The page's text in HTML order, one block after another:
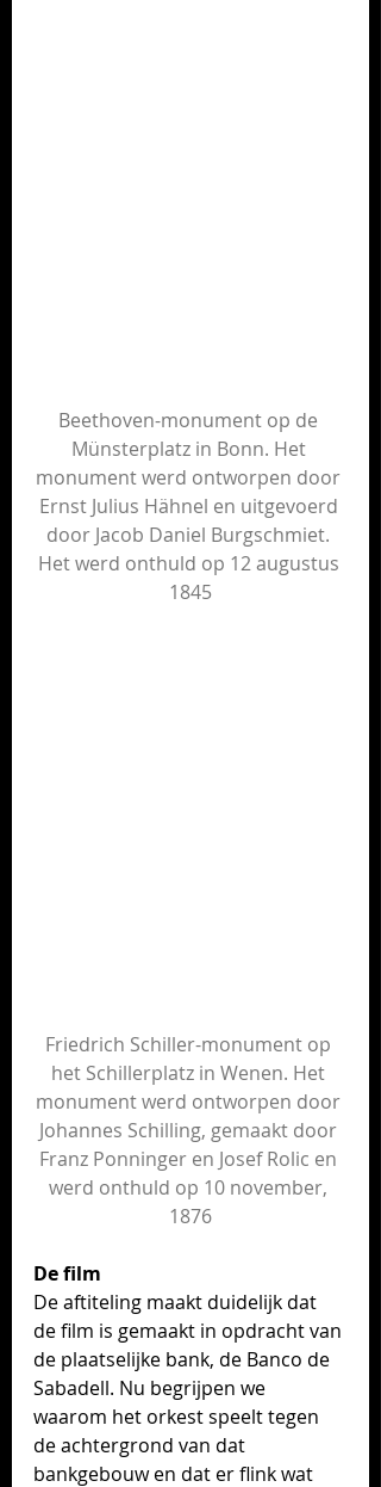
Beethoven-monument op de
Münsterplatz in Bonn. Het
monument werd ontworpen door
Ernst Julius Hähnel en uitgevoerd
door Jacob Daniel Burgschmiet.
Het werd onthuld op 12 augustus
1845
Friedrich Schiller-monument op
het Schillerplatz in Wenen. Het
monument werd ontworpen door
Johannes Schilling, gemaakt door
Franz Ponninger en Josef Rolic en
werd onthuld op 10 november,
1876
De film
De aftiteling maakt duidelijk dat
de film is gemaakt in opdracht van
de plaatselijke bank, de Banco de
Sabadell. Nu begrijpen we
waarom het orkest speelt tegen
de achtergrond van dat
bankgebouw en dat er flink wat